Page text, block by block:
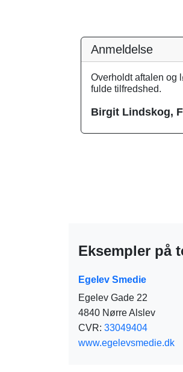
Anmeldelse
Overholdt aftalen og
fulde tilfredshed.
Birgit Lindskog,
Eksempler på
Egelev Smedie
Egelev Gade 22
4840 Nørre Alslev
CVR: 33049404
www.egelevsmedie.dk